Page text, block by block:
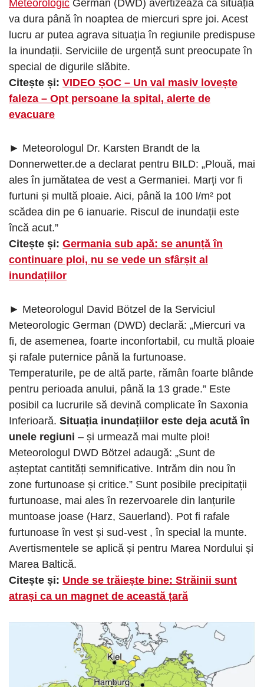
Meteorologic German (DWD) avertizează că situația
va dura până în noaptea de miercuri spre joi. Acest
lucru ar putea agrava situația în regiunile predispuse
la inundații. Serviciile de urgență sunt preocupate în
special de digurile slăbite.
Citește și: VIDEO ȘOC – Un val masiv lovește
faleza – Opt persoane la spital, alerte de
evacuare
► Meteorologul Dr. Karsten Brandt de la
Donnerwetter.de a declarat pentru BILD: „Plouă, mai
ales în jumătatea de vest a Germaniei. Marți vor fi
furtuni și multă ploaie. Aici, până la 100 l/m² pot
scădea din pe 6 ianuarie. Riscul de inundații este
încă acut.”
Citește și: Germania sub apă: se anunță în
continuare ploi, nu se vede un sfârșit al
inundațiilor
► Meteorologul David Bötzel de la Serviciul
Meteorologic German (DWD) declară: „Miercuri va
fi, de asemenea, foarte inconfortabil, cu multă ploaie
și rafale puternice până la furtunoase.
Temperaturile, pe de altă parte, rămân foarte blânde
pentru perioada anului, până la 13 grade.” Este
posibil ca lucrurile să devină complicate în Saxonia
Inferioară. Situația inundațiilor este deja acută în
unele regiuni – și urmează mai multe ploi!
Meteorologul DWD Bötzel adaugă: „Sunt de
așteptat cantități semnificative. Intrăm din nou în
zone furtunoase și critice.” Sunt posibile precipitații
furtunoase, mai ales în rezervoarele din lanțurile
muntoase joase (Harz, Sauerland). Pot fi rafale
furtunoase în vest și sud-vest , în special la munte.
Avertismentele se aplică și pentru Marea Nordului și
Marea Baltică.
Citește și: Unde se trăiește bine: Străinii sunt
atrași ca un magnet de această țară